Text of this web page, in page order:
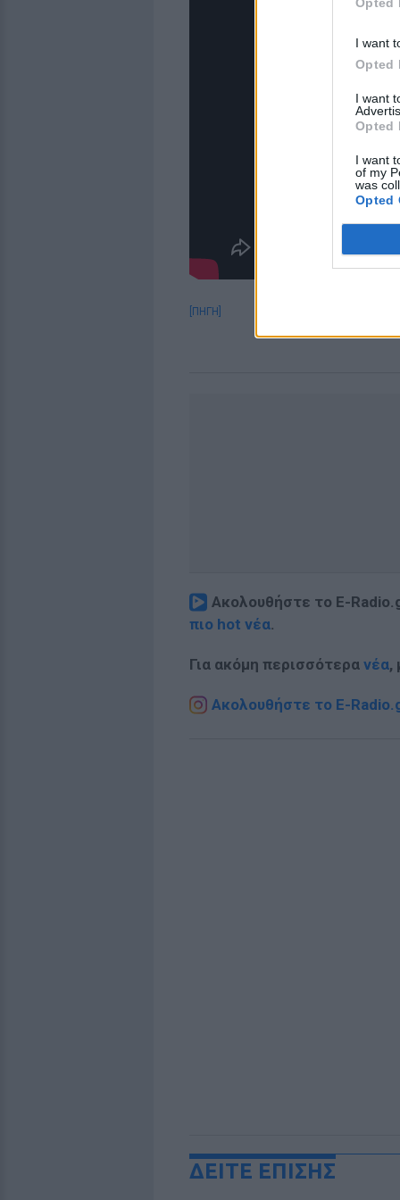
I want
Opted
I want
Opted
I want
of my
was
Opted
[ΠΗΓΗ]
Ακολουθήστε το E-
πιο hot νέα.
Για ακόμη περισσότερα νέα,
Ακολουθήστε το E-
ΔΕΙΤΕ ΕΠΙΣΗΣ